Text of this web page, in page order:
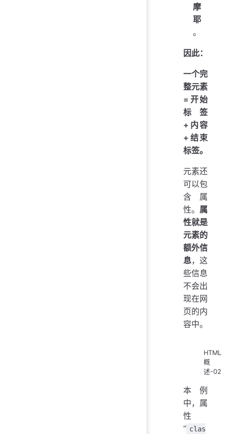
摩
耶
。
因此：
一个完
整元素
=开始
标签
+内容
+结束
标签。
元素还
可以包
含属
性。 属
性就是
元素的
额外信
息，这
些信息
不会出
现在网
页的内
容中。
HTML
概
述-02
本例
中，属
性
“ clas